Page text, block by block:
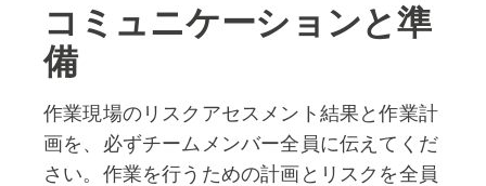
コミュニケーションと準
備
作業現場のリスクアセスメント結果と作業計
画を、必ずチームメンバー全員に伝えてくだ
さい。作業を行うための計画とリスクを全員